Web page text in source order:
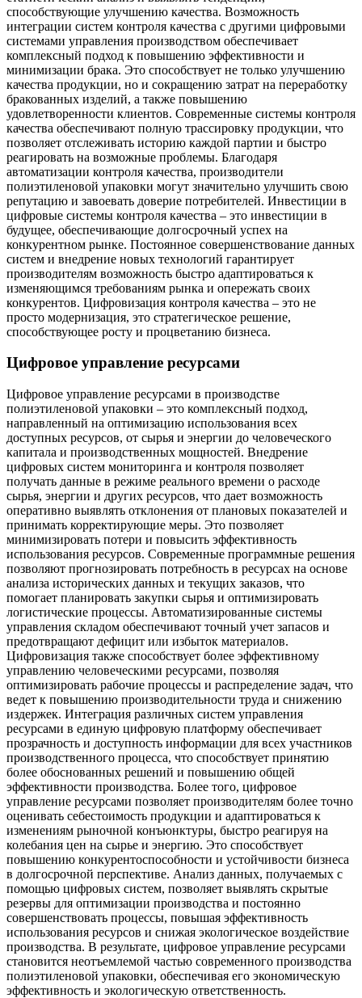
способствующие улучшению качества. Возможность
интеграции систем контроля качества с другими цифровыми
системами управления производством обеспечивает
комплексный подход к повышению эффективности и
минимизации брака. Это способствует не только улучшению
качества продукции, но и сокращению затрат на переработку
бракованных изделий, а также повышению
удовлетворенности клиентов. Современные системы контроля
качества обеспечивают полную трассировку продукции, что
позволяет отслеживать историю каждой партии и быстро
реагировать на возможные проблемы. Благодаря
автоматизации контроля качества, производители
полиэтиленовой упаковки могут значительно улучшить свою
репутацию и завоевать доверие потребителей. Инвестиции в
цифровые системы контроля качества – это инвестиции в
будущее, обеспечивающие долгосрочный успех на
конкурентном рынке. Постоянное совершенствование данных
систем и внедрение новых технологий гарантирует
производителям возможность быстро адаптироваться к
изменяющимся требованиям рынка и опережать своих
конкурентов. Цифровизация контроля качества – это не
просто модернизация, это стратегическое решение,
способствующее росту и процветанию бизнеса.
Цифровое управление ресурсами
Цифровое управление ресурсами в производстве
полиэтиленовой упаковки – это комплексный подход,
направленный на оптимизацию использования всех
доступных ресурсов, от сырья и энергии до человеческого
капитала и производственных мощностей. Внедрение
цифровых систем мониторинга и контроля позволяет
получать данные в режиме реального времени о расходе
сырья, энергии и других ресурсов, что дает возможность
оперативно выявлять отклонения от плановых показателей и
принимать корректирующие меры. Это позволяет
минимизировать потери и повысить эффективность
использования ресурсов. Современные программные решения
позволяют прогнозировать потребность в ресурсах на основе
анализа исторических данных и текущих заказов, что
помогает планировать закупки сырья и оптимизировать
логистические процессы. Автоматизированные системы
управления складом обеспечивают точный учет запасов и
предотвращают дефицит или избыток материалов.
Цифровизация также способствует более эффективному
управлению человеческими ресурсами, позволяя
оптимизировать рабочие процессы и распределение задач, что
ведет к повышению производительности труда и снижению
издержек. Интеграция различных систем управления
ресурсами в единую цифровую платформу обеспечивает
прозрачность и доступность информации для всех участников
производственного процесса, что способствует принятию
более обоснованных решений и повышению общей
эффективности производства. Более того, цифровое
управление ресурсами позволяет производителям более точно
оценивать себестоимость продукции и адаптироваться к
изменениям рыночной конъюнктуры, быстро реагируя на
колебания цен на сырье и энергию. Это способствует
повышению конкурентоспособности и устойчивости бизнеса
в долгосрочной перспективе. Анализ данных, получаемых с
помощью цифровых систем, позволяет выявлять скрытые
резервы для оптимизации производства и постоянно
совершенствовать процессы, повышая эффективность
использования ресурсов и снижая экологическое воздействие
производства. В результате, цифровое управление ресурсами
становится неотъемлемой частью современного производства
полиэтиленовой упаковки, обеспечивая его экономическую
эффективность и экологическую ответственность.